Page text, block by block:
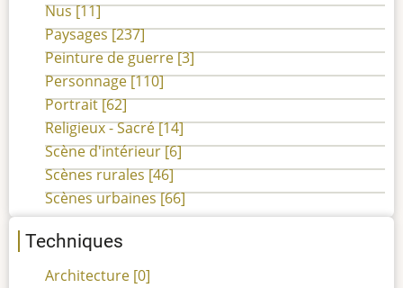
Nus[11]
Paysages[237]
Peinture de guerre[3]
Personnage[110]
Portrait[62]
Religieux - Sacré[14]
Scène d'intérieur[6]
Scènes rurales[46]
Scènes urbaines[66]
Techniques
Architecture [0]